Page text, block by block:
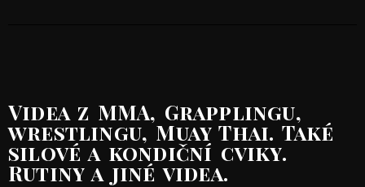
Videa z MMA, Grapplingu,
wrestlingu, Muay Thai. Také
silové a kondiční cviky.
Rutiny a jiné videa.